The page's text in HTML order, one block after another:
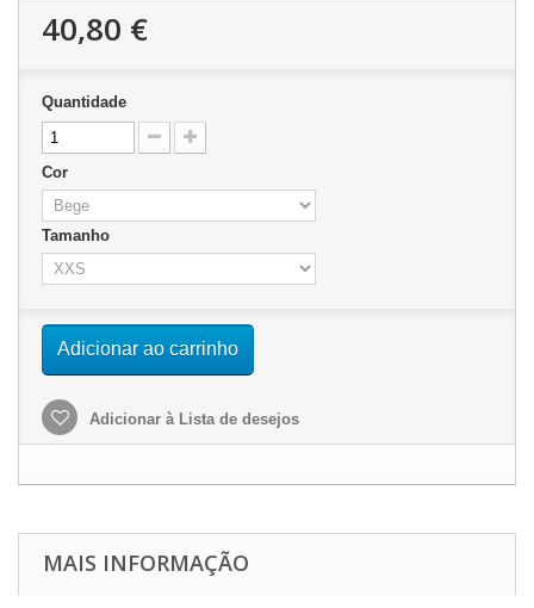
40,80 €
Quantidade
Cor
Tamanho
Adicionar ao carrinho
Adicionar à Lista de desejos
MAIS INFORMAÇÃO